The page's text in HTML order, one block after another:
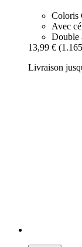
Coloris
Avec
Double
13,99 €
Livraison